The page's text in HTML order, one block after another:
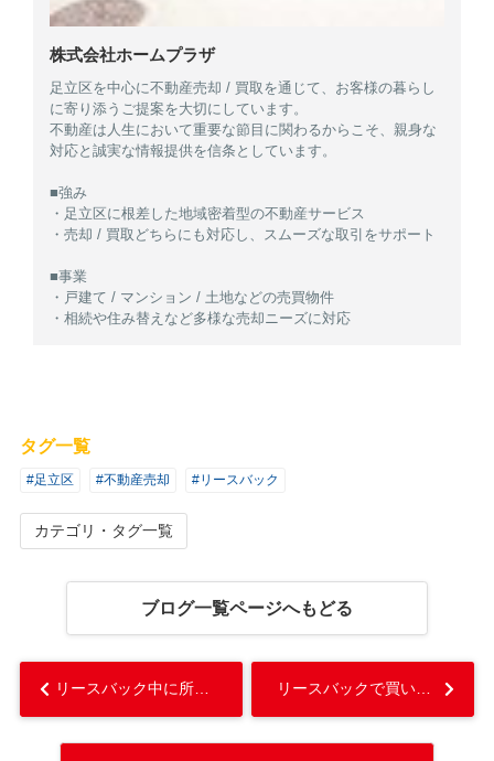
株式会社ホームプラザ
足立区を中心に不動産売却 / 買取を通じて、お客様の暮らし
に寄り添うご提案を大切にしています。
不動産は人生において重要な節目に関わるからこそ、親身な
対応と誠実な情報提供を信条としています。
■強み
・足立区に根差した地域密着型の不動産サービス
・売却 / 買取どちらにも対応し、スムーズな取引をサポート
■事業
・戸建て / マンション / 土地などの売買物件
・相続や住み替えなど多様な売却ニーズに対応
タグ一覧
#足立区 #不動産売却 #リースバック
カテゴリ・タグ一覧
ブログ一覧ページへもどる
リースバック中に所有者が変わることはある？オーナーチェンジの影響も解説... リースバックで買い戻しは難しい？難しい理由や買い戻す方法も解説...